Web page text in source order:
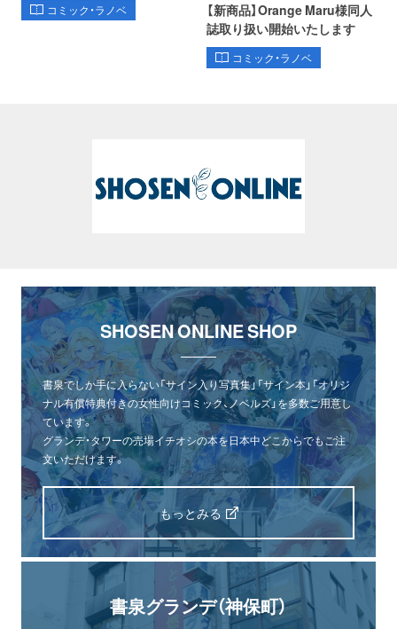
コミック・ラノベ
【新商品】Orange Maru様同人
誌取り扱い開始いたします
コミック・ラノベ
SHOSEN ONLINE SHOP
書泉でしか手に入らない「サイン入り写真集」「サイン本」「オリジ
ナル有償特典付きの女性向けコミック、ノベルズ」を多数ご用意し
ています。
グランデ・タワーの売場イチオシの本を日本中どこからでもご注
文いただけます。
もっとみる
書泉グランデ（神保町）
書泉グランデ
（神保町）
書泉ブックタワー
（秋葉原）